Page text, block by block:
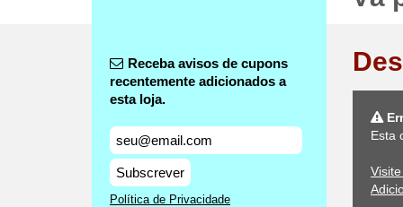
Receba avisos de cupons
recentemente adicionados a
esta loja.
Subscrever
Política de Privacidade
Esta